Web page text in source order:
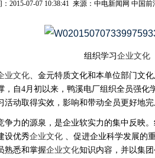
：2015-07-07 10:38:41 来源：中电新闻网 中国
组织学习 企业文化
业文化、金元特质文化和本单位部门文
，自4月初以来，鸭溪电厂组织全员强化
活动取得实效，影响和带动全员更好地
争力的源泉，是企业软实力的集中反映
设优秀企业文化 、促进企业科学发展的
熟悉和掌握企业文化知识内容，并以集